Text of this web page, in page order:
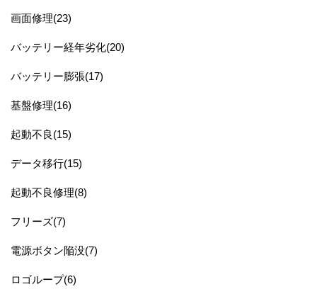
画面修理(23)
バッテリー経年劣化(20)
バッテリー膨張(17)
基盤修理(16)
起動不良(15)
データ移行(15)
起動不良修理(8)
フリーズ(7)
電源ボタン陥没(7)
ロゴループ(6)